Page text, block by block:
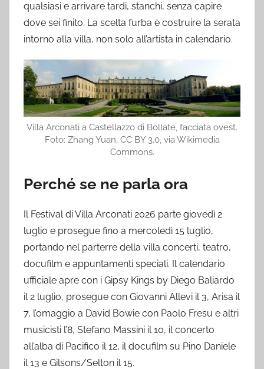
qualsiasi e arrivare tardi, stanchi, senza capire
dove sei finito. La scelta furba è costruire la serata
intorno alla villa, non solo all’artista in calendario.
Villa Arconati a Castellazzo di Bollate, facciata ovest.
Foto: Zhang Yuan, CC BY 3.0, via Wikimedia
Commons.
Perché se ne parla ora
Il Festival di Villa Arconati 2026 parte giovedì 2
luglio e prosegue fino a mercoledì 15 luglio,
portando nel parterre della villa concerti, teatro,
docufilm e appuntamenti speciali. Il calendario
ufficiale apre con i Gipsy Kings by Diego Baliardo
il 2 luglio, prosegue con Giovanni Allevi il 3, Arisa il
7, l’omaggio a David Bowie con Paolo Fresu e altri
musicisti l’8, Stefano Massini il 10, il concerto
all’alba di Pacifico il 12, il docufilm su Pino Daniele
il 13 e Gilsons/Selton il 15.